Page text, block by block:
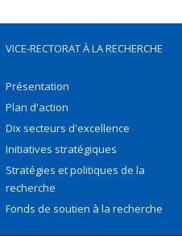
VICE-RECTORAT À LA RECHERCHE
Présentation
Plan d'action
Dix secteurs d'excellence
Initiatives stratégiques
Stratégies et politiques de la
recherche
Fonds de soutien à la recherche